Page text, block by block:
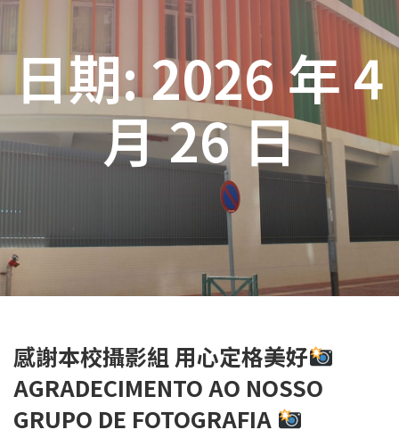
日期: 2026 年 4
月 26 日
感謝本校攝影組 用心定格美好
AGRADECIMENTO AO NOSSO
GRUPO DE FOTOGRAFIA